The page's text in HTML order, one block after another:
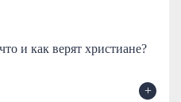
и как верят христиане?
+